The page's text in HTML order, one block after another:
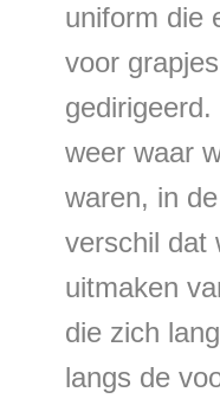
uniform die
voor
weer waar
waren, in
verschil dat
uitmaken
die zich
langs de